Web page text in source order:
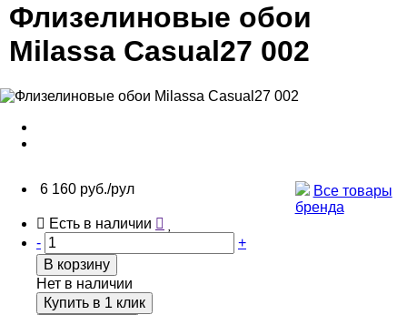
Флизелиновые обои
Milassa Casual27 002
6 160 руб./рул
Все товары
бренда
Есть в наличии
-
+
В корзину
Нет в наличии
Купить в 1 клик